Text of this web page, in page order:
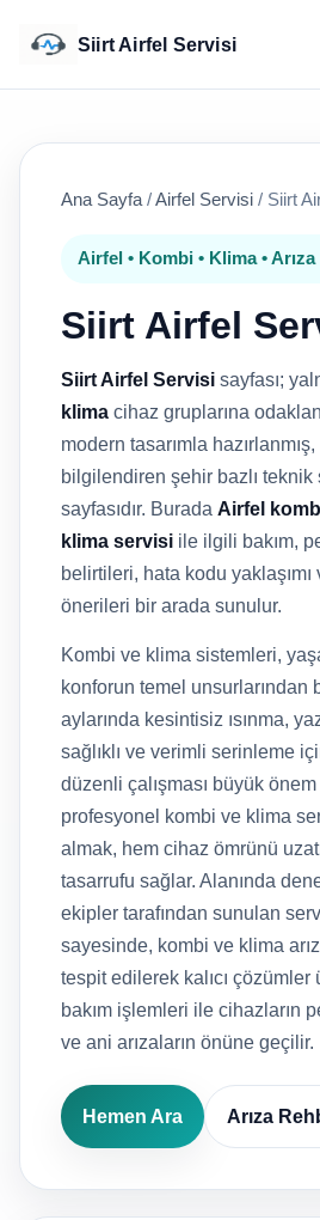
Siirt Airfel Servisi
Ana Sayfa /Airfel Servisi / Siirt
Airfel • Kombi • Klima •
Siirt Airfel
Siirt Airfel Servisi sayfası;
klima cihaz gruplarına
modern tasarımla hazırlanmış,
bilgilendiren şehir bazlı teknik
sayfasıdır. Burada Airfel
klima servisi ile ilgili bakım,
belirtileri, hata kodu yaklaşımı
önerileri bir arada sunulur.
Kombi ve klima sistemleri,
konforun temel unsurlarından
aylarında kesintisiz ısınma,
sağlıklı ve verimli serinleme
düzenli çalışması büyük
profesyonel kombi ve klima
almak, hem cihaz ömrünü
tasarrufu sağlar. Alanında
ekipler tarafından sunulan
sayesinde, kombi ve klima
tespit edilerek kalıcı
bakım işlemleri ile cihazların
ve ani arızaların önüne geçilir.
Hemen Ara Arıza